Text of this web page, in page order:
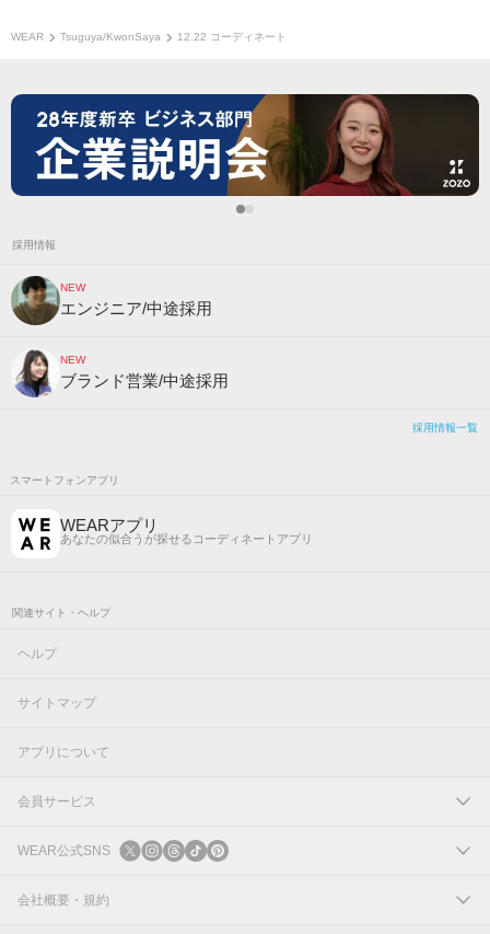
WEAR Tsuguya/KwonSaya 12.22 コーディネート
採用情報
NEW
エンジニア/中途採用
NEW
ブランド営業/中途採用
採用情報一覧
スマートフォンアプリ
WEARアプリ
あなたの似合うが探せるコーディネートアプリ
関連サイト・ヘルプ
ヘルプ
サイトマップ
アプリについて
会員サービス
ログイン
新規会員登録
WEAR公式SNS
X
会社概要・規約